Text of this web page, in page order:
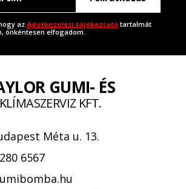
azAdatkezelési tájékoztató tartalmát
önkéntesen elfogadom.
GUMI- ÉS
KLÍMASZERVIZ KFT.
Méta u. 13.
6567